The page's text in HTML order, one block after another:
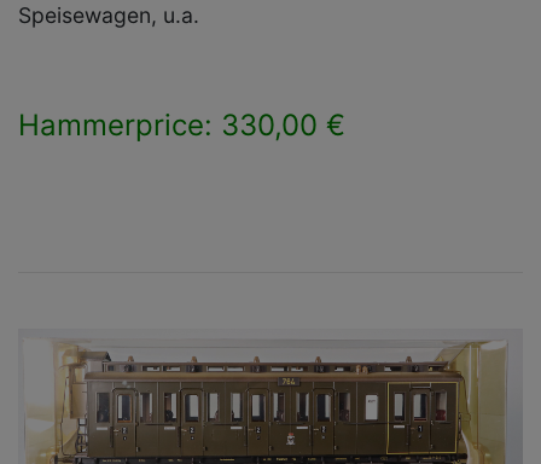
Speisewagen, u.a.
Hammerprice: 330,00 €